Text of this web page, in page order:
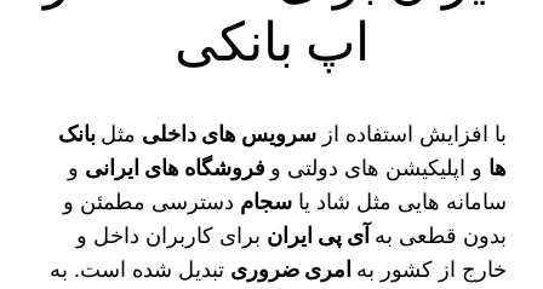
اپ بانکی
با افزایش استفاده ازسرویس‌ های داخلی مثل بانک‌
ها و اپلیکیشن‌ های دولتی و فروشگاه‌ های ایرانی و
سامانه‌ هایی مثل شاد یاسجام دسترسی مطمئن و
بدون قطعی به آی‌ پی ایران برای کاربران داخل و
خارج از کشور به امری ضروری تبدیل شده است. به‌